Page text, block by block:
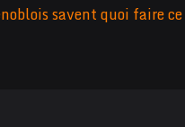
savent quoi faire ce